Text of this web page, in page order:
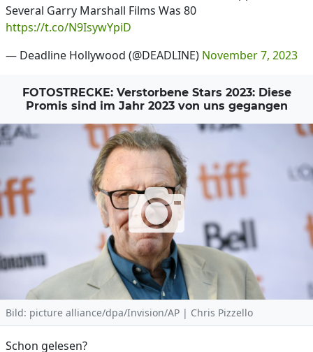
Several Garry Marshall Films Was 80
https://t.co/N9IsywYpiD
— Deadline Hollywood (@DEADLINE) November 7, 2023
FOTOSTRECKE: Verstorbene Stars 2023: Diese
Promis sind im Jahr 2023 von uns gegangen
Bild: picture alliance/dpa/Invision/AP | Chris Pizzello
Schon gelesen?